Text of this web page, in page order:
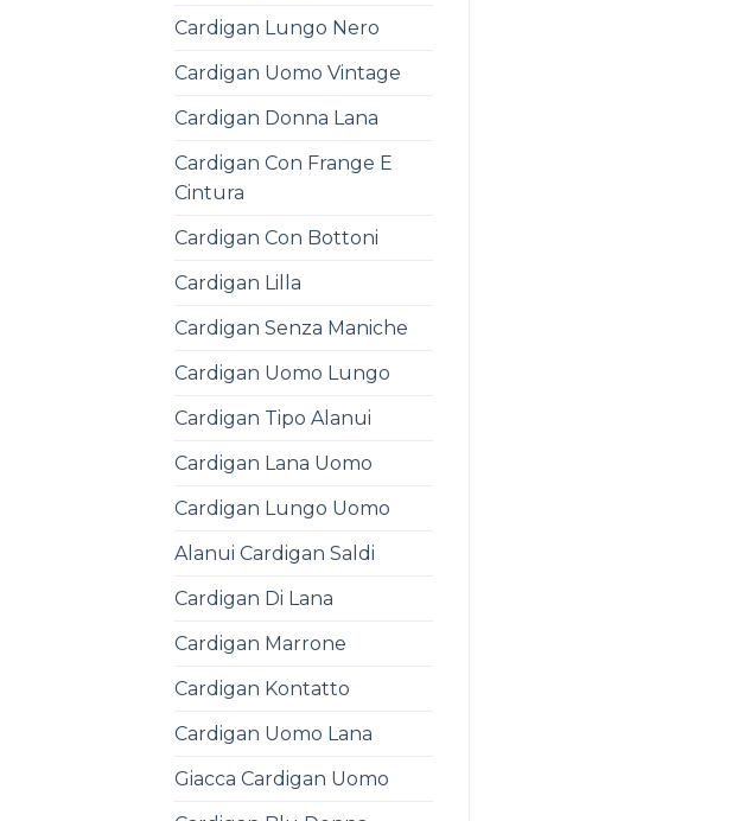
Cardigan Lungo Nero
Cardigan Uomo Vintage
Cardigan Donna Lana
Cardigan Con Frange E
Cintura
Cardigan Con Bottoni
Cardigan Lilla
Cardigan Senza Maniche
Cardigan Uomo Lungo
Cardigan Tipo Alanui
Cardigan Lana Uomo
Cardigan Lungo Uomo
Alanui Cardigan Saldi
Cardigan Di Lana
Cardigan Marrone
Cardigan Kontatto
Cardigan Uomo Lana
Giacca Cardigan Uomo